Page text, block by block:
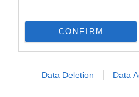
CONFIRM
Data Deletion Data
04.08.2026 | 15:02